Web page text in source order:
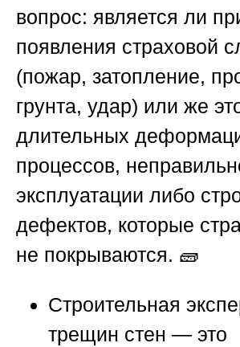
вопрос: является ли
появления страховой
(пожар, затопление,
грунта, удар) или же
длительных
процессов,
эксплуатации либо
дефектов, которые
не покрываются. 🧱
Строительная
трещин стен — это